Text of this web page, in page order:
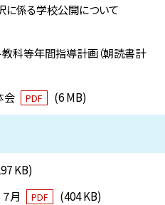
に係る学校公開について
教科等年間指導計画（朝読書計
会
PDF (6 MB)
KB)
月
PDF
(404 KB)